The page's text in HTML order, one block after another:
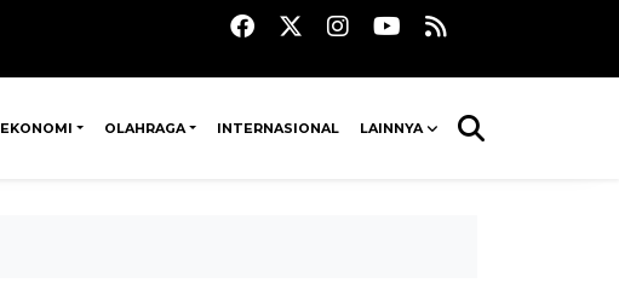
EKONOMI OLAHRAGA INTERNASIONAL LAINNYA